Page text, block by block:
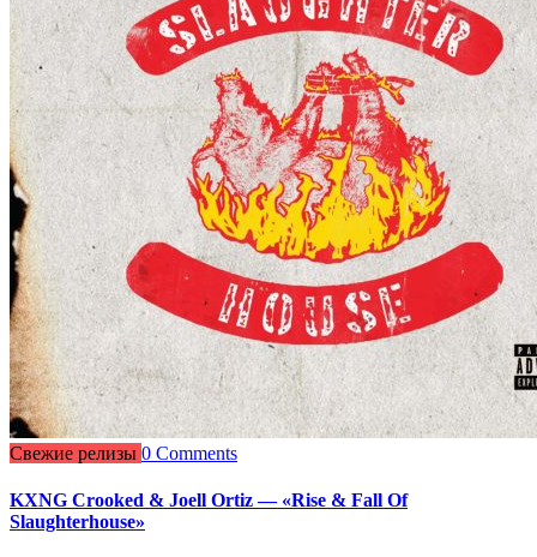
Свежие релизы 0 Comments
KXNG Crooked & Joell Ortiz — «Rise & Fall Of
Slaughterhouse»